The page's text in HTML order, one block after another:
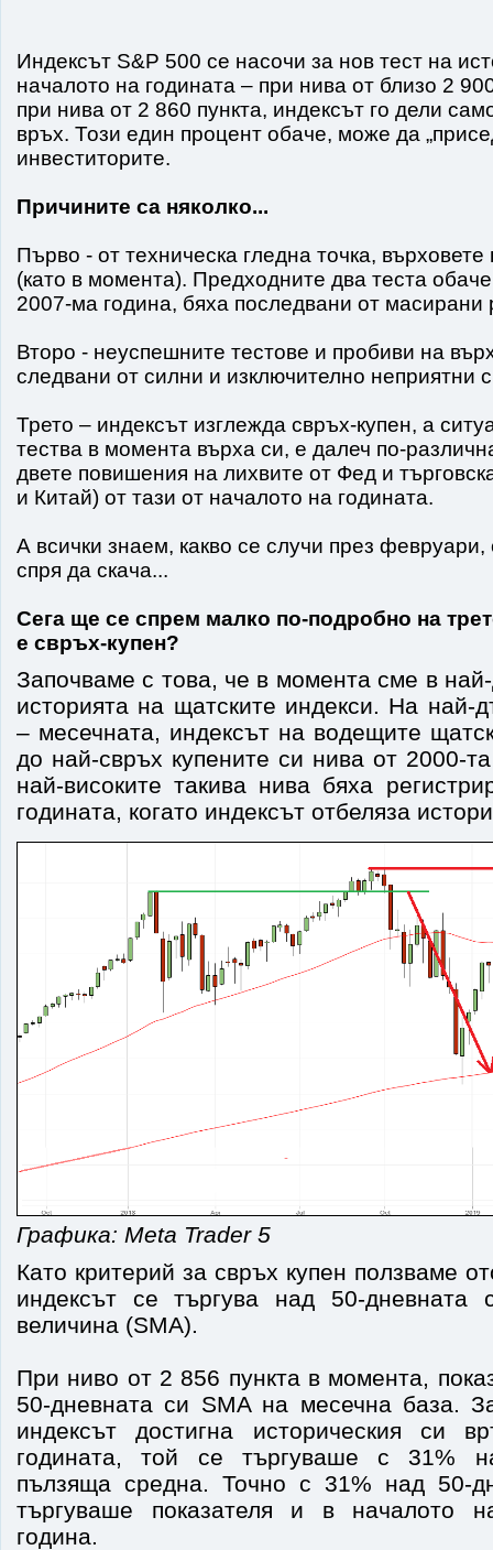
Индексът S&P 500 се насочи за нов тест на
началото на годината – при нива от близо 2
при нива от 2 860 пункта, индексът го дели
връх. Този един процент обаче, може да
инвеститорите.
Причините са няколко...
Първо - от техническа гледна точка, върховете
(като в момента). Предходните два теста
2007-ма година, бяха последвани от масирани
Второ - неуспешните тестове и пробиви на
следвани от силни и изключително неприятни
Трето – индексът изглежда свръх-купен, а
тества в момента върха си, е далеч по-
двете повишения на лихвите от Фед и
и Китай) от тази от началото на годината.
А всички знаем, какво се случи през февруари,
спря да скача...
Сега ще се спрем малко по-подробно на
е свръх-купен?
Започваме с това, че в момента сме в
историята на щатските индекси. На най-
– месечната, индексът на водещите
до най-свръх купените си нива от 2000-
най-високите такива нива бяха
годината, когато индексът отбеляза
Графика: Meta Trader 5
Като критерий за свръх купен ползваме
индексът се търгува над 50-дневната
величина (SMA).
При ниво от 2 856 пункта в момента,
50-дневната си SMA на месечна база.
индексът достигна историческия си
годината, той се търгуваше с 31%
пълзяща средна. Точно с 31% над 50-
търгуваше показателя и в началото
година.